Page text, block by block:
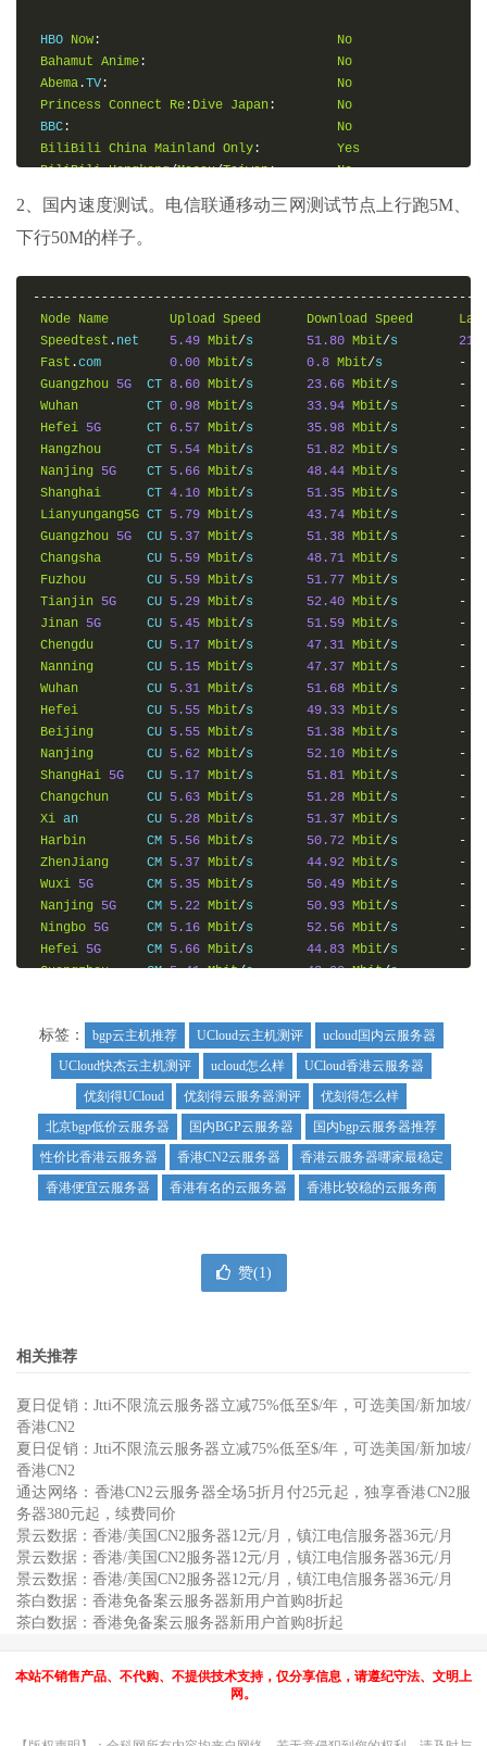
HBO Now :
No
Bahamut Anime :
No
Abema .TV :
No
Princess Connect Re : Dive Japan :
No
BBC :
No
BiliBili China Mainland Only :
Yes
BiliBili Hongkong/Macau/Taiwan:
No
Bilibili
-> CPU Performance
1 Thread Test: 1084 Scores
2
Threads Test : 2129 Scores
-> Memory Performance Test ( Standard Mode , 3-Pass 30sec
1 Thread Read Test 21441.18 MB/s
1 Thread Write Test 13781.08 MB/s
-> Disk Test (4K Block Block , Direct- Write
Test Name Write
10MB-4K Block 14.9 MB 3642 IOPS, 0.70s
10MB-1M Block 143 MB 136 IOPS , 0.07s
100MB-4K 15.4 MB 3771 IOPS, 6.79s
100MB- 145 MB 138 IOPS , 0.72s
1GB-4K Block 15.5 MB 3777 IOPS, 67.77s
1GB-1M Block 146 MB 139 IOPS , 7.17s
2、国内速度测试。电信联通移动三网测试节点上行跑5M、
下行50M的样子。
Node Name Upload Speed Download Speed
Speedtest . net 5.49 Mbit/s 51.80 Mbit/s
Fast .com 0.00 Mbit/s 0.8 Mbit/s
-
Guangzhou 5G
  CT
8.60 Mbit/s 23.66 Mbit/s
-
Wuhan
         CT
0.98 Mbit/s 33.94 Mbit/s
-
Hefei 5G
      CT
6.57 Mbit/s 35.98 Mbit/s
-
Hangzhou
      CT
5.54 Mbit/s 51.82 Mbit/s
-
Nanjing 5G
    CT
5.66 Mbit/s 48.44 Mbit/s
-
Shanghai
      CT
4.10 Mbit/s 51.35 Mbit/s
-
Lianyungang5G CT 5.79 Mbit/s 43.74 Mbit/s
-
Guangzhou 5G
  CU
5.37 Mbit/s 51.38 Mbit/s
-
Changsha
      CU
5.59 Mbit/s 48.71 Mbit/s
-
Fuzhou
        CU
5.59 Mbit/s 51.77 Mbit/s
-
Tianjin 5G
    CU
5.29 Mbit/s 52.40 Mbit/s
-
Jinan 5G
      CU
5.45 Mbit/s 51.59 Mbit/s
-
Chengdu
       CU
5.17 Mbit/s 47.31 Mbit/s
-
Nanning
       CU
5.15 Mbit/s 47.37 Mbit/s
-
Wuhan
         CU
5.31 Mbit/s 51.68 Mbit/s
-
Hefei
         CU
5.55 Mbit/s 49.33 Mbit/s
-
Beijing
       CU
5.55 Mbit/s 51.38 Mbit/s
-
Nanjing
       CU
5.62 Mbit/s 52.10 Mbit/s
-
ShangHai 5G
   CU
5.17 Mbit/s 51.81 Mbit/s
-
Changchun
     CU
5.63 Mbit/s 51.28 Mbit/s
-
Xi an         CU 5.28 Mbit/s 51.37 Mbit/s
-
Harbin
        CM
5.56 Mbit/s 50.72 Mbit/s
-
ZhenJiang
     CM
5.37 Mbit/s 44.92 Mbit/s
-
Wuxi 5G
       CM
5.35 Mbit/s 50.49 Mbit/s
-
Nanjing 5G
    CM
5.22 Mbit/s 50.93 Mbit/s
-
Ningbo 5G
     CM
5.16 Mbit/s 52.56 Mbit/s
-
Hefei 5G
      CM
5.66 Mbit/s 44.83 Mbit/s
-
Guangzhou
     CM
5.41 Mbit/s 43.00 Mbit/s -
Finished in : 24 min 8 sec
Timestamp
: 2020- 09 21: 43: GMT
8
Results
: /root/superbench.
标签： bgp云主机推荐 UCloud云主机测评
ucloud国内云服务器
UCloud快杰云主机测评
ucloud怎么样
UCloud香港云服务器
优刻得UCloud
优刻得云服务器测评
优刻得怎么样
北京bgp低价云服务器
国内BGP云服务器
国内bgp云服务器推荐
性价比香港云服务器
香港CN2云服务器
香港云服务器哪家最稳定
香港便宜云服务器
香港有名的云服务器 香港比较稳的云服务商
赞(1)
相关推荐
夏日促销：Jtti不限流云服务器立减75%低至$/年，可选美国/新加坡/
香港CN2
夏日促销：Jtti不限流云服务器立减75%低至$/年，可选美国/新加坡/
香港CN2
通达网络：香港CN2云服务器全场5折月付25元起，独享香港CN2服
务器380元起，续费同价
景云数据：香港/美国CN2服务器12元/月，镇江电信服务器36元/月
景云数据：香港/美国CN2服务器12元/月，镇江电信服务器36元/月
景云数据：香港/美国CN2服务器12元/月，镇江电信服务器36元/月
茶白数据：香港免备案云服务器新用户首购8折起
茶白数据：香港免备案云服务器新用户首购8折起
本站不销售产品、不代购、不提供技术支持，仅分享信息，请遵纪守法、文明上
网。